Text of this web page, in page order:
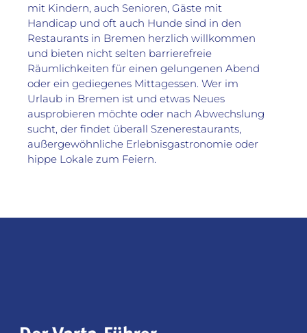
mit Kindern, auch Senioren, Gäste mit
Handicap und oft auch Hunde sind in den
Restaurants in Bremen herzlich willkommen
und bieten nicht selten barrierefreie
Räumlichkeiten für einen gelungenen Abend
oder ein gediegenes Mittagessen. Wer im
Urlaub in Bremen ist und etwas Neues
ausprobieren möchte oder nach Abwechslung
sucht, der findet überall Szenerestaurants,
außergewöhnliche Erlebnisgastronomie oder
hippe Lokale zum Feiern.